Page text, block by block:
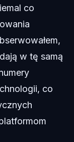
co
w tę samą
co